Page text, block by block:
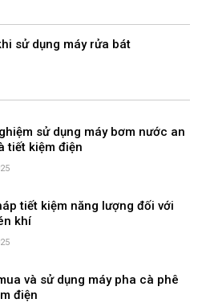
sử dụng máy rửa bát
sử dụng máy bơm nước an
tiết kiệm điện
tiết kiệm năng lượng đối với
khí
và sử dụng máy pha cà phê
điện